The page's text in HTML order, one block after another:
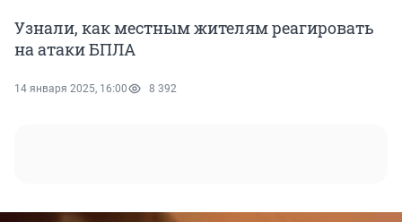
Узнали, как местным жителям реагировать
на атаки БПЛА
14 января 2025, 16:00 8 392